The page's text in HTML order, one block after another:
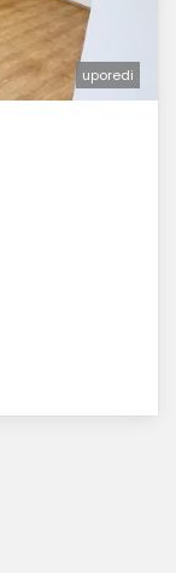
uporedi